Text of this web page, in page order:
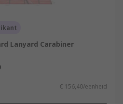
Lanyard Carabiner
€ 156,40/eenheid